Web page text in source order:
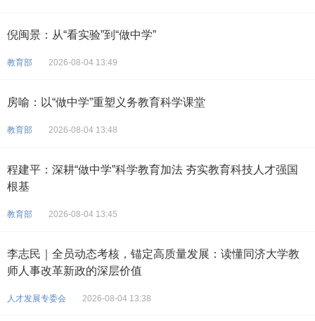
倪闽景：从“看实验”到“做中学”
教育部 2026-08-04 13:49
房喻：以“做中学”重塑义务教育科学课堂
教育部 2026-08-04 13:48
程建平：深耕“做中学”科学教育加法 夯实教育科技人才强国
根基
教育部 2026-08-04 13:45
李志民｜全员动态考核，锚定高质量发展：读懂同济大学教
师人事改革新政的深层价值
人才发展专委会 2026-08-04 13:38